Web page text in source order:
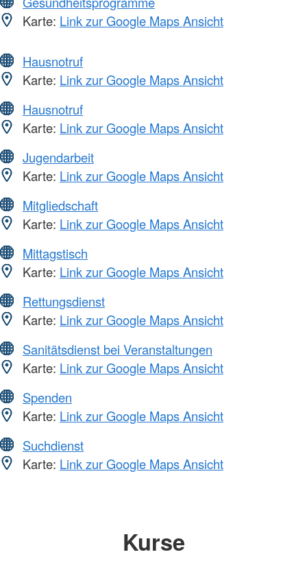
Karte: Link zur Google Maps Ansicht
Hausnotruf
Karte: Link zur Google Maps Ansicht
Hausnotruf
Karte: Link zur Google Maps Ansicht
Jugendarbeit
Karte: Link zur Google Maps Ansicht
Mitgliedschaft
Karte: Link zur Google Maps Ansicht
Mittagstisch
Karte: Link zur Google Maps Ansicht
Rettungsdienst
Karte: Link zur Google Maps Ansicht
Sanitätsdienst bei Veranstaltungen
Karte: Link zur Google Maps Ansicht
Spenden
Karte: Link zur Google Maps Ansicht
Suchdienst
Karte: Link zur Google Maps Ansicht
Kurse